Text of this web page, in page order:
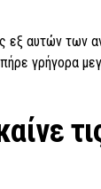
εξ αυτών των
γρήγορα